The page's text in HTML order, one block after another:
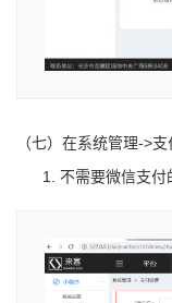
（七）在系统管理->
不需要微信支付